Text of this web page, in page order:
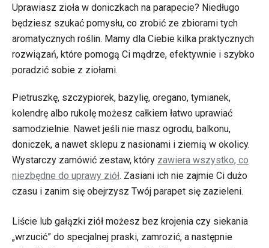
Uprawiasz zioła w doniczkach na parapecie? Niedługo
będziesz szukać pomysłu, co zrobić ze zbiorami tych
aromatycznych roślin. Mamy dla Ciebie kilka praktycznych
rozwiązań, które pomogą Ci mądrze, efektywnie i szybko
poradzić sobie z ziołami.
Pietruszkę, szczypiorek, bazylię, oregano, tymianek,
kolendrę albo rukolę możesz całkiem łatwo uprawiać
samodzielnie. Nawet jeśli nie masz ogrodu, balkonu,
doniczek, a nawet sklepu z nasionami i ziemią w okolicy.
Wystarczy zamówić zestaw, który zawiera wszystko, co
niezbędne do uprawy ziół. Zasiani ich nie zajmie Ci dużo
czasu i zanim się obejrzysz Twój parapet się zazieleni.
Liście lub gałązki ziół możesz bez krojenia czy siekania
„wrzucić” do specjalnej praski, zamrozić, a następnie